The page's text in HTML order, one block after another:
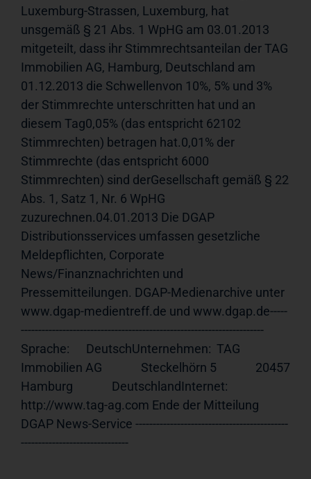
Luxemburg-Strassen, Luxemburg, hat
unsgemäß § 21 Abs. 1 WpHG am 03.01.2013
mitgeteilt, dass ihr Stimmrechtsanteilan der TAG
Immobilien AG, Hamburg, Deutschland am
01.12.2013 die Schwellenvon 10%, 5% und 3%
der Stimmrechte unterschritten hat und an
diesem Tag0,05% (das entspricht 62102
Stimmrechten) betragen hat.0,01% der
Stimmrechte (das entspricht 6000
Stimmrechten) sind derGesellschaft gemäß § 22
Abs. 1, Satz 1, Nr. 6 WpHG
zuzurechnen.04.01.2013 Die DGAP
Distributionsservices umfassen gesetzliche
Meldepflichten, Corporate
News/Finanznachrichten und
Pressemitteilungen. DGAP-Medienarchive unter
www.dgap-medientreff.de und www.dgap.de-----
----------------------------------------------------------------------
Sprache:      DeutschUnternehmen:  TAG
Immobilien AG              Steckelhörn 5              20457
Hamburg              DeutschlandInternet:
http://www.tag-ag.com Ende der Mitteilung
DGAP News-Service --------------------------------------------
-------------------------------